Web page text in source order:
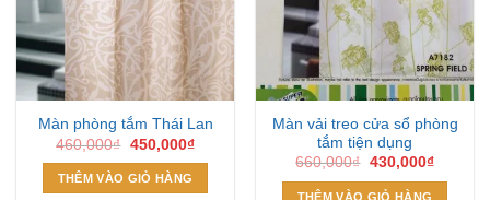
Màn phòng tắm Thái Lan
460,000₫ Giá
là:
460,000₫.
450,000₫Giá
THÊM VÀO GIỎ HÀNG
Màn vải treo cửa sổ phòng
tắm tiện dụng
660,000₫ Giá
là:
430,000₫Giá
THÊM VÀO GIỎ HÀNG